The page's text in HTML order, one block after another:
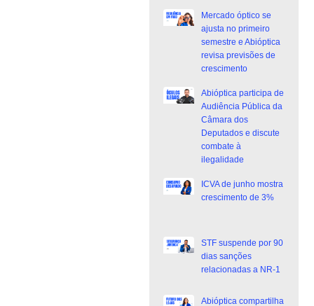
Mercado óptico se
ajusta no primeiro
semestre e Abióptica
revisa previsões de
crescimento
Abióptica participa de
Audiência Pública da
Câmara dos
Deputados e discute
combate à
ilegalidade
ICVA de junho mostra
crescimento de 3%
STF suspende por 90
dias sanções
relacionadas a NR-1
Abióptica compartilha